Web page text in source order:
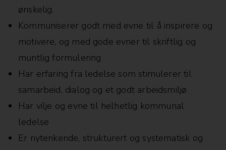
ønskelig.
Kommuniserer godt med evne til å inspirere og
motivere, og med gode evner til skriftlig og
muntlig formulering
Har erfaring fra ledelse som stimulerer til
samarbeid, dialog og et godt arbeidsmiljø
Har vilje og evne til helhetlig kommunal
ledelse
Er nytenkende, strukturert og systematisk og